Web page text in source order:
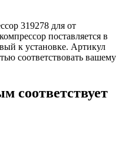
319278 для от
поставляется в
к установке. Артикул
соответствовать вашему
соответствует